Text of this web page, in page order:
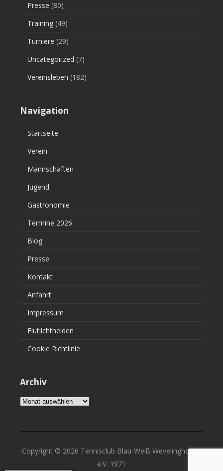
Presse (80)
Training (49)
Turniere (29)
Uncategorized (7)
Vereinsleben (182)
Navigation
Startseite
Verein
Mannschaften
Jugend
Gastronomie
Termine 2026
Blog
Presse
Kontakt
Anfahrt
Impressum
Flutlichthelden
Cookie Richtlinie
Archiv
Archiv
Copyright © 2026 Tennisclub Blau-Weiß Wevelinghoven
e.V. 1971